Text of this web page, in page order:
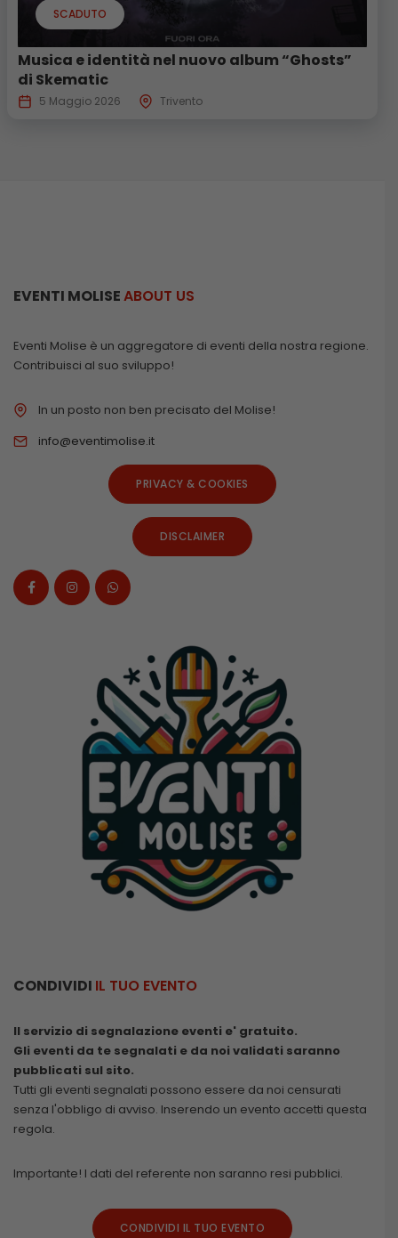
SCADUTO
Musica e identità nel nuovo album “Ghosts”
di Skematic
5 Maggio 2026 Trivento
EVENTI MOLISEABOUT US
Eventi Molise è un aggregatore di eventi della nostra regione.
Contribuisci al suo sviluppo!
In un posto non ben precisato del Molise!
info@eventimolise.it
PRIVACY & COOKIES
DISCLAIMER
CONDIVIDI IL TUO EVENTO
Il servizio di segnalazione eventi e' gratuito.
Gli eventi da te segnalati e da noi validati saranno
pubblicati sul sito.
Tutti gli eventi segnalati possono essere da noi censurati
senza l'obbligo di avviso. Inserendo un evento accetti questa
regola.
Importante! I dati del referente non saranno resi pubblici.
CONDIVIDI IL TUO EVENTO